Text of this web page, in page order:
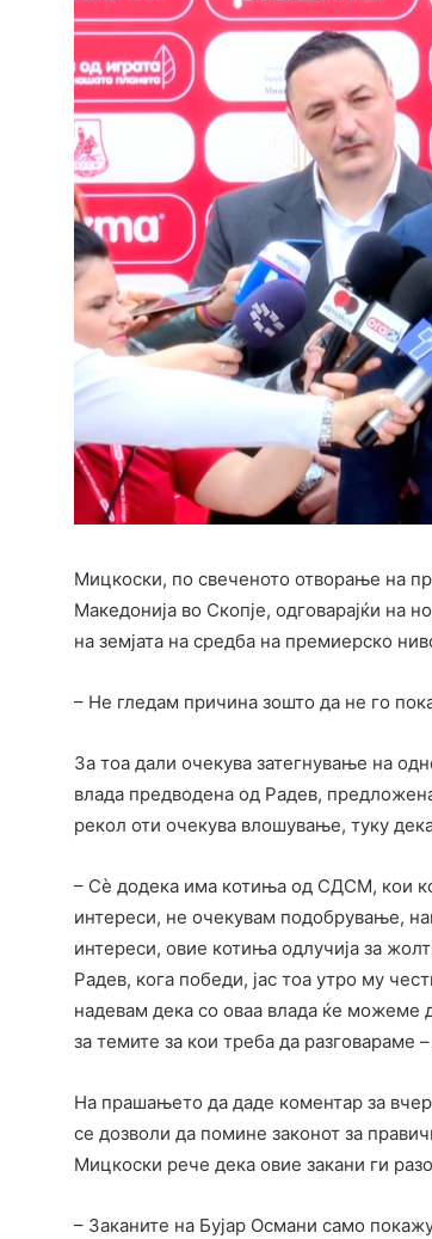
Мицкоски, по свеченото отворање на
Македонија во Скопје, одговарајќи на
на земјата на средба на премиерско
– Не гледам причина зошто да не го
За тоа дали очекува затегнување на
влада предводена од Радев,
рекол оти очекува влошување, туку
– Сè додека има котиња од СДСМ, кои
интереси, не очекувам подобрување,
интереси, овие котиња одлучија за
Радев, кога победи, јас тоа утро му
надевам дека со оваа влада ќе можеме
за темите за кои треба да разговараме
На прашањето да даде коментар за
се дозволи да помине законот за
Мицкоски рече дека овие закани ги
– Заканите на Бујар Османи само